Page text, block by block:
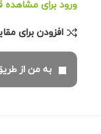
ورود برای
افزودن برای
به من از